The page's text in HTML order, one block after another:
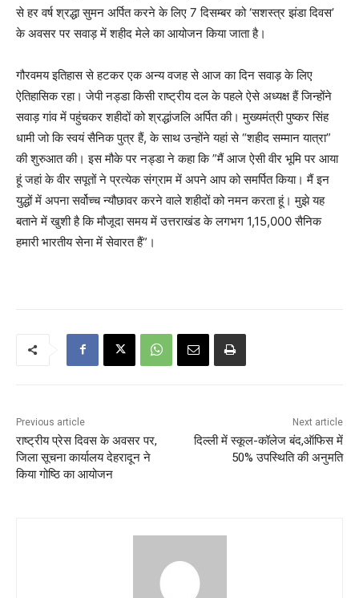
से हर वर्ष श्रद्धा सुमन अर्पित करने के लिए 7 दिसम्बर को ‘सशस्त्र झंडा दिवस’
के अवसर पर सवाड़ में शहीद मेले का आयोजन किया जाता है।
गौरवमय इतिहास से हटकर एक अन्य वजह से आज का दिन सवाड़ के लिए
ऐतिहासिक रहा। जेपी नड्डा किसी राष्ट्रीय दल के पहले ऐसे अध्यक्ष हैं जिन्होंने
सवाड़ गांव में पहुंचकर शहीदों को श्रद्धांजलि अर्पित की। मुख्यमंत्री पुष्कर सिंह
धामी जो कि स्वयं सैनिक पुत्र हैं, के साथ उन्होंने यहां से “शहीद सम्मान यात्रा”
की शुरुआत की। इस मौके पर नड्डा ने कहा कि ”मैं आज ऐसी वीर भूमि पर आया
हूं जहां के वीर सपूतों ने प्रत्येक संग्राम में अपने आप को समर्पित किया। मैं इन
युद्धों में अपना सर्वोच्च न्यौछावर करने वाले शहीदों को नमन करता हूं। मुझे यह
बताने में खुशी है कि मौजूदा समय में उत्तराखंड के लगभग 1,15,000 सैनिक
हमारी भारतीय सेना में सेवारत हैं”।
Previous article
राष्ट्रीय प्रेस दिवस के अवसर पर,
जिला सूचना कार्यालय देहरादून ने
किया गोष्ठि का आयोजन
Next article
दिल्ली में स्कूल-कॉलेज बंद,ऑफिस में
50% उपस्थिति की अनुमति